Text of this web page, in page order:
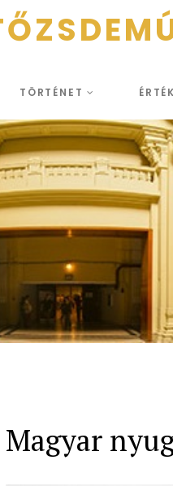
TÖRTÉNET
Magyar